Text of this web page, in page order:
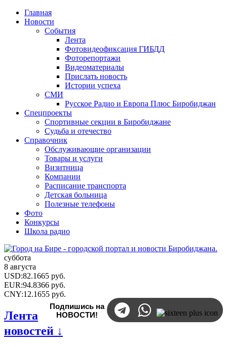
Главная
Новости
События
Лента
Фотовидеофиксация ГИБДД
Фоторепортажи
Видеоматериалы
Прислать новость
Истории успеха
СМИ
Русское Радио и Европа Плюс Биробиджан
Спецпроекты
Спортивные секции в Биробиджане
Судьба и отечество
Справочник
Обслуживающие организации
Товары и услуги
Визитница
Компании
Расписание транспорта
Детская больница
Полезные телефоны
Фото
Конкурсы
Школа радио
суббота
8 августа
USD:82.1665 руб.
EUR:94.8366 руб.
CNY:12.1655 руб.
Подпишись на
НОВОСТИ!
Лента
новостей ↓